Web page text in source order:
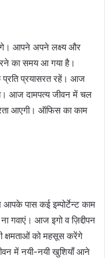
आपने अपने लक्ष्य और
का समय आ गया है।
प्रयासरत रहें। आज
आज दामपत्य जीवन में चल
आएगी। ऑफिस का काम
पास कई इम्पोर्टेन्ट काम
गवाएं। आज इगो व ज़िद्दीपन
क्षमताओं को महसूस करेंगे
में नयी-नयी खुशियाँ आने